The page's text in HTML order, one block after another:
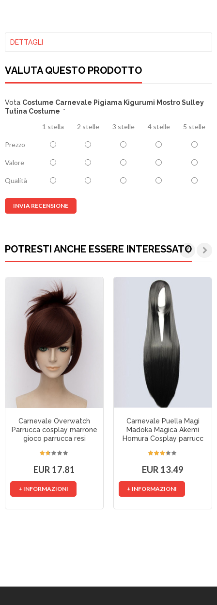
DETTAGLI
VALUTA QUESTO PRODOTTO
Vota Costume Carnevale Pigiama Kigurumi Mostro Sulley
Tutina Costume *
1 stella 2 stelle 3 stelle 4 stelle 5 stelle
Prezzo
Valore
Qualità
INVIA RECENSIONE
POTRESTI ANCHE ESSERE INTERESSATO
Carnevale Overwatch
Parrucca cosplay marrone
gioco parrucca resi
EUR 17.81
+ INFORMAZIONI
Carnevale Puella Magi
Madoka Magica Akemi
Homura Cosplay parrucc
EUR 13.49
+ INFORMAZIONI